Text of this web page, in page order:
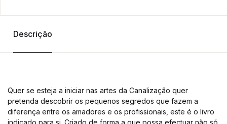
Descrição
Quer se esteja a iniciar nas artes da Canalização quer
pretenda descobrir os pequenos segredos que fazem a
diferença entre os amadores e os profissionais, este é o livro
indicado para si. Criado de forma a que possa efectuar não só